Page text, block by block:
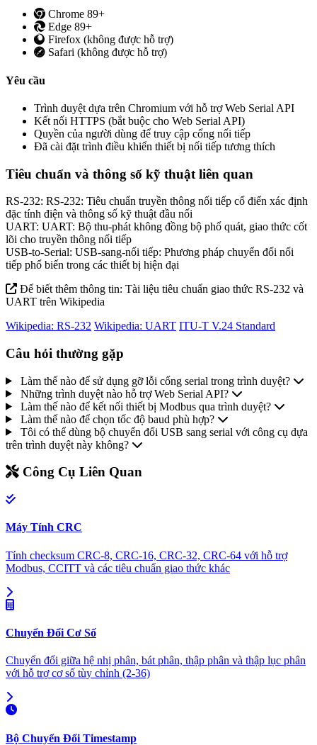
Chrome 89+
Edge 89+
Firefox (không được hỗ trợ)
Safari (không được hỗ trợ)
Yêu cầu
Trình duyệt dựa trên Chromium với hỗ trợ Web Serial API
Kết nối HTTPS (bắt buộc cho Web Serial API)
Quyền của người dùng để truy cập cổng nối tiếp
Đã cài đặt trình điều khiển thiết bị nối tiếp tương thích
Tiêu chuẩn và thông số kỹ thuật liên quan
RS-232: RS-232: Tiêu chuẩn truyền thông nối tiếp cổ điển xác định
đặc tính điện và thông số kỹ thuật đầu nối
UART: UART: Bộ thu-phát không đồng bộ phổ quát, giao thức cốt
lõi cho truyền thông nối tiếp
USB-to-Serial: USB-sang-nối tiếp: Phương pháp chuyển đổi nối
tiếp phổ biến trong các thiết bị hiện đại
Để biết thêm thông tin: Tài liệu tiêu chuẩn giao thức RS-232 và
UART trên Wikipedia
Wikipedia: RS-232 Wikipedia: UART ITU-T V.24 Standard
Câu hỏi thường gặp
Làm thế nào để sử dụng gỡ lỗi cổng serial trong trình duyệt?
Những trình duyệt nào hỗ trợ Web Serial API?
Làm thế nào để kết nối thiết bị Modbus qua trình duyệt?
Làm thế nào để chọn tốc độ baud phù hợp?
Tôi có thể dùng bộ chuyển đổi USB sang serial với công cụ dựa
trên trình duyệt này không?
Công Cụ Liên Quan
Máy Tính CRC
Tính checksum CRC-8, CRC-16, CRC-32, CRC-64 với hỗ trợ
Modbus, CCITT và các tiêu chuẩn giao thức khác
Chuyển Đổi Cơ Số
Chuyển đổi giữa hệ nhị phân, bát phân, thập phân và thập lục phân
với hỗ trợ cơ số tùy chỉnh (2-36)
Bộ Chuyển Đổi Timestamp